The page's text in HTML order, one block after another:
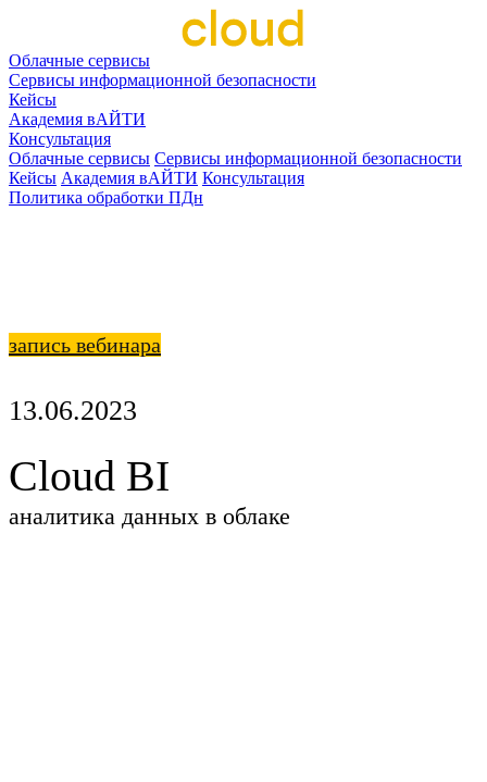
Облачные сервисы
Сервисы информационной безопасности
Кейсы
Академия вАЙТИ
Консультация
Облачные сервисы Сервисы информационной безопасности
Кейсы Академия вАЙТИ Консультация
Политика обработки ПДн
запись вебинара
13.06.2023
Cloud BI
аналитика данных в облаке